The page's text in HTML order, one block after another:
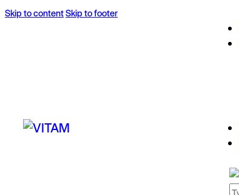
Skip to contentSkip to footer